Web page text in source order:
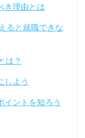
き理由とは
ると就職できな
は？
しよう
イントを知ろう